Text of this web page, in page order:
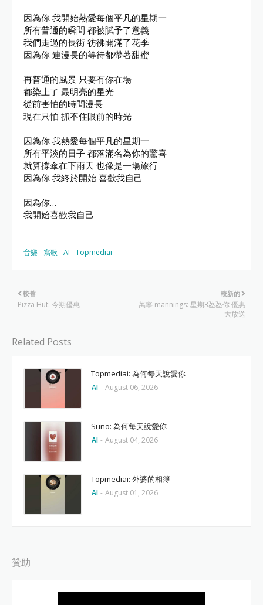
因為你 我開始熱愛每個平凡的星期一
所有普通的瞬間 都被賦予了意義
我們走過的長街 彷彿開滿了花季
因為你 連漫長的等待都帶著甜蜜
再普通的風景 只要有你在場
都染上了 最明亮的星光
從前害怕的時間漫長
現在只怕 抓不住眼前的時光
因為你 我熱愛每個平凡的星期一
所有平淡的日子 都落滿名為你的驚喜
就算撐傘在下雨天 也像是一場旅行
因為你 我終於開始 喜歡我自己
因為你…
我開始喜歡我自己
音樂 寫歌 AI Topmediai
較新的
萬寧 mannings: 星期3氹氹你 優惠
大放送
較舊
Pizza Hut: 今期優惠
Related Posts
Topmediai: 為何每天說愛你
AI - August 06, 2026
Suno: 為何每天說愛你
AI - August 04, 2026
Topmediai: 外婆的相簿
AI - August 01, 2026
贊助